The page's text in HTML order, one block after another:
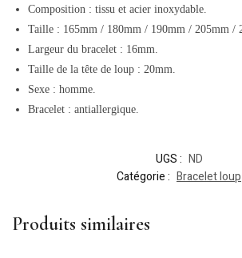
Composition : tissu et acier inoxydable.
Taille : 165mm / 180mm / 190mm / 205mm /
Largeur du bracelet : 16mm.
Taille de la tête de loup : 20mm.
Sexe : homme.
Bracelet : antiallergique.
UGS : ND
Catégorie : Bracelet loup
Produits similaires